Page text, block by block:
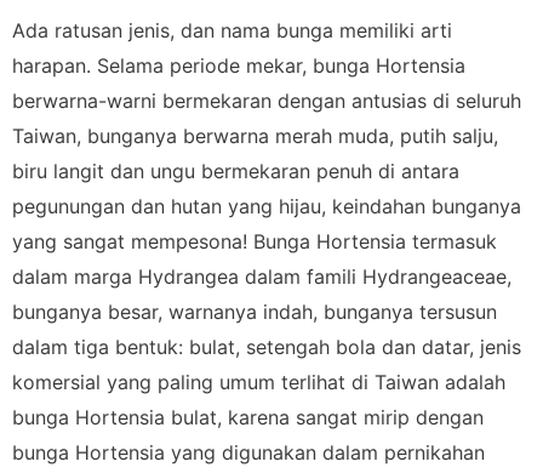
Ada ratusan jenis, dan nama bunga memiliki arti
harapan. Selama periode mekar, bunga Hortensia
berwarna-warni bermekaran dengan antusias di seluruh
Taiwan, bunganya berwarna merah muda, putih salju,
biru langit dan ungu bermekaran penuh di antara
pegunungan dan hutan yang hijau, keindahan bunganya
yang sangat mempesona! Bunga Hortensia termasuk
dalam marga Hydrangea dalam famili Hydrangeaceae,
bunganya besar, warnanya indah, bunganya tersusun
dalam tiga bentuk: bulat, setengah bola dan datar, jenis
komersial yang paling umum terlihat di Taiwan adalah
bunga Hortensia bulat, karena sangat mirip dengan
bunga Hortensia yang digunakan dalam pernikahan